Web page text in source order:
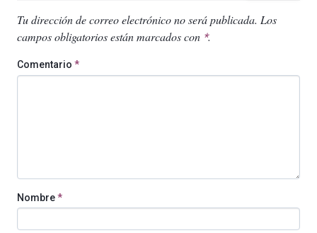
Tu dirección de correo electrónico no será publicada. Los
campos obligatorios están marcados con *.
Comentario *
Nombre*